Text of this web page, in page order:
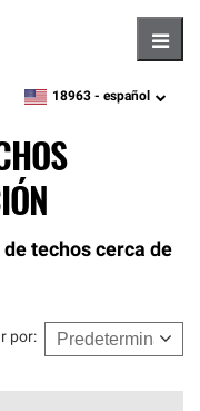
zipcode,language
18963 - español
techos cerca de
por: